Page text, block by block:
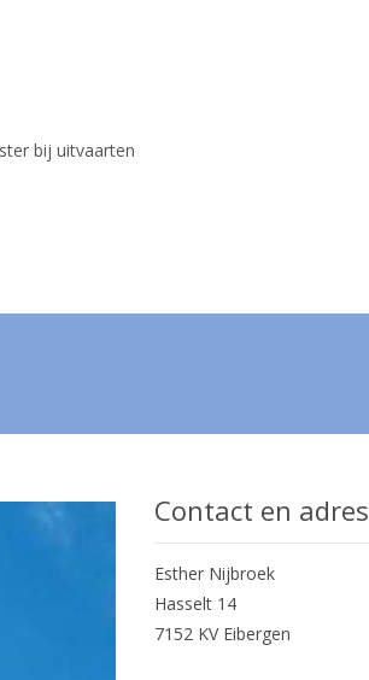
bij uitvaarten
Contact en adres
Esther Nijbroek
Hasselt 14
7152 KV Eibergen